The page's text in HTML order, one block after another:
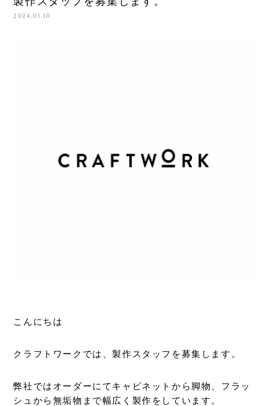
2024.01.10
こんにちは
クラフトワークでは、製作スタッフを募集します。
弊社ではオーダーにてキャビネットから脚物、フラッ
シュから無垢物まで幅広く製作をしています。